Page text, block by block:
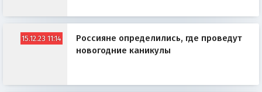
15.12.23 11:14
Россияне определились, где проведут
новогодние каникулы